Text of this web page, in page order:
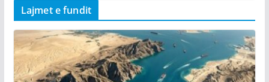
Lajmet e fundit